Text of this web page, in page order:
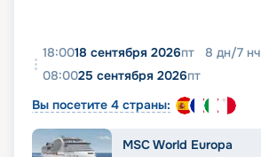
18:0018 сентября 2026пт 8 дн/7 нч
08:0025 сентября 2026пт
Вы посетите 4 страны:
MSC World Europa